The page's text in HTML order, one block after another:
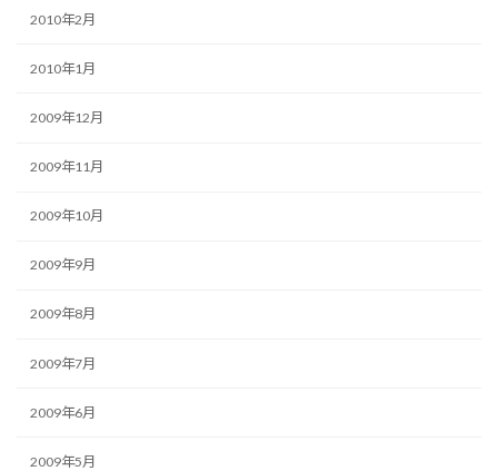
2010年2月
2010年1月
2009年12月
2009年11月
2009年10月
2009年9月
2009年8月
2009年7月
2009年6月
2009年5月